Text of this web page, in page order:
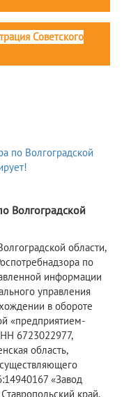
Советского
Волгоградской
области,
по
информации
управления
в обороте
«предприятием-
6723022977,
область,
«Завод
край,